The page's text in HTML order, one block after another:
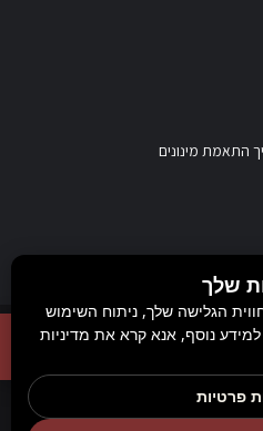
התאמת מינונים
, 2017-2026. אין במידע באתר זה תחליף להוועצות עם
הטיפול בו. יש לעיין בעלון לצרכן לפני
בכל הנוגע למטרות ואופן השימוש,
שלך
הגלישה שלך, ניתוח השימוש
נוסף, אנא קרא את מדיניות
פרטיות